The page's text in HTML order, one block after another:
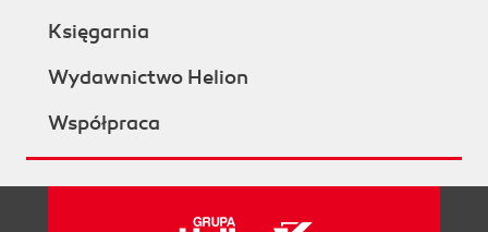
Księgarnia
Wydawnictwo Helion
Współpraca